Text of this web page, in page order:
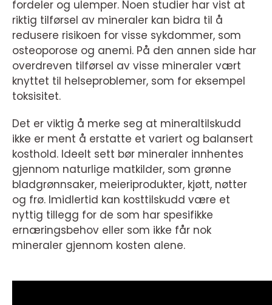
fordeler og ulemper. Noen studier har vist at
riktig tilførsel av mineraler kan bidra til å
redusere risikoen for visse sykdommer, som
osteoporose og anemi. På den annen side har
overdreven tilførsel av visse mineraler vært
knyttet til helseproblemer, som for eksempel
toksisitet.
Det er viktig å merke seg at mineraltilskudd
ikke er ment å erstatte et variert og balansert
kosthold. Ideelt sett bør mineraler innhentes
gjennom naturlige matkilder, som grønne
bladgrønnsaker, meieriprodukter, kjøtt, nøtter
og frø. Imidlertid kan kosttilskudd være et
nyttig tillegg for de som har spesifikke
ernæringsbehov eller som ikke får nok
mineraler gjennom kosten alene.